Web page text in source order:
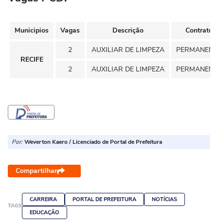
Municipios Vagas Descrição Contrato
RECIFE
2 AUXILIAR DE LIMPEZA
2 AUXILIAR DE LIMPEZA
Por: Weverton Kaero / Licenciado de Portal de Prefeitura
Compartilhar
TAGS
CARREIRA PORTAL DE PREFEITURA
NOTÍCIAS
EDUCAÇÃO